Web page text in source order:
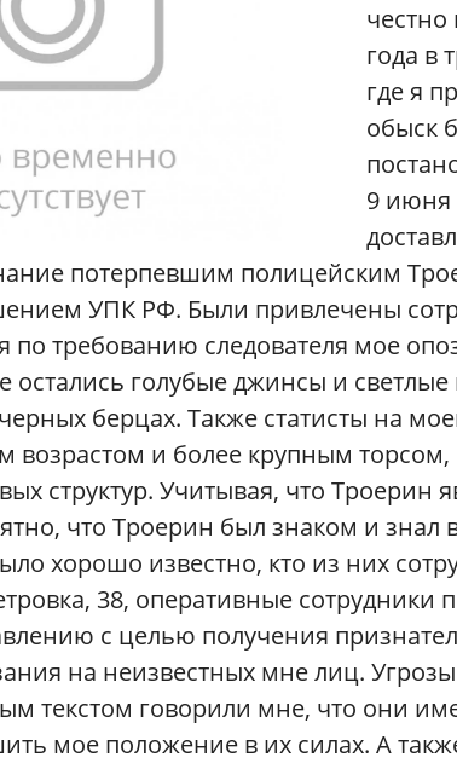
честно
года в
где я
обыск
9 июня
потерпевшим полицейским
УПК РФ. Были привлечены
требованию следователя мое
голубые джинсы и светлые
берцах. Также статисты на
возрастом и более крупным торсом,
структур. Учитывая, что Троерин
что Троерин был знаком и знал в
хорошо известно, кто из них
38, оперативные сотрудники
с целью получения
на неизвестных мне лиц.
текстом говорили мне, что они
мое положение в их силах. А